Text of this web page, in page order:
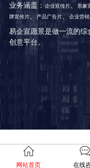
业务涵盖： 企业宣传片、 形象
牌宣传片、 产品广告片、企业营
易企宣愿景是做一流的综
创意平台。
网站首页 在线